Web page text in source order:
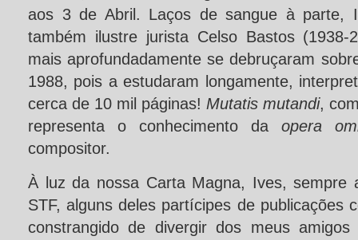
aos 3 de Abril. Laços de sangue à parte,
também ilustre jurista Celso Bastos (1938-
mais aprofundadamente se debruçaram
1988, pois a estudaram longamente,
cerca de 10 mil páginas! Mutatis mutandi,
representa o conhecimento da opera
compositor.
À luz da nossa Carta Magna, Ives, sempre
STF, alguns deles partícipes de publicações
constrangido de divergir dos meus